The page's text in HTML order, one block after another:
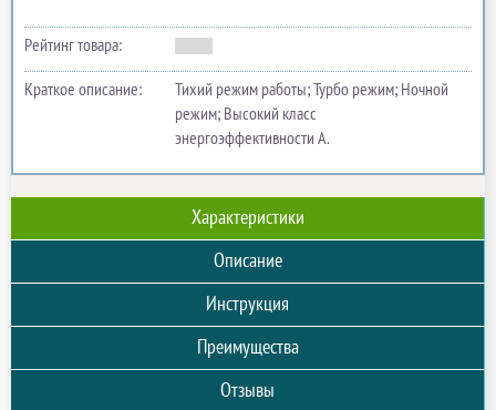
Рейтинг товара:
Краткое описание:
Тихий режим работы; Турбо режим; Ночной
режим; Высокий класс
энергоэффективности А.
Характеристики
Описание
Инструкция
Преимущества
Отзывы